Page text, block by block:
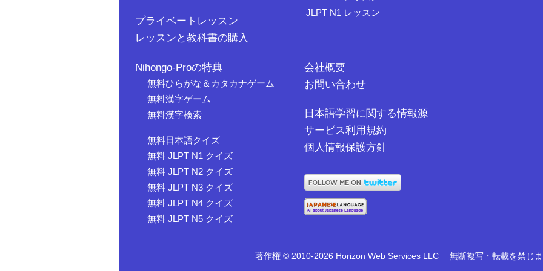
プライベートレッスン
レッスンと教科書の購入
JLPT N1 レッスン
Nihongo-Proの特典
無料ひらがな＆カタカナゲーム
無料漢字ゲーム
無料漢字検索
無料日本語クイズ
無料 JLPT N1 クイズ
無料 JLPT N2 クイズ
無料 JLPT N3 クイズ
無料 JLPT N4 クイズ
無料 JLPT N5 クイズ
会社概要
お問い合わせ
日本語学習に関する情報源
サービス利用規約
個人情報保護方針
著作権 © 2010-2026 Horizon Web Services LLC 無断複写・転載を禁じ